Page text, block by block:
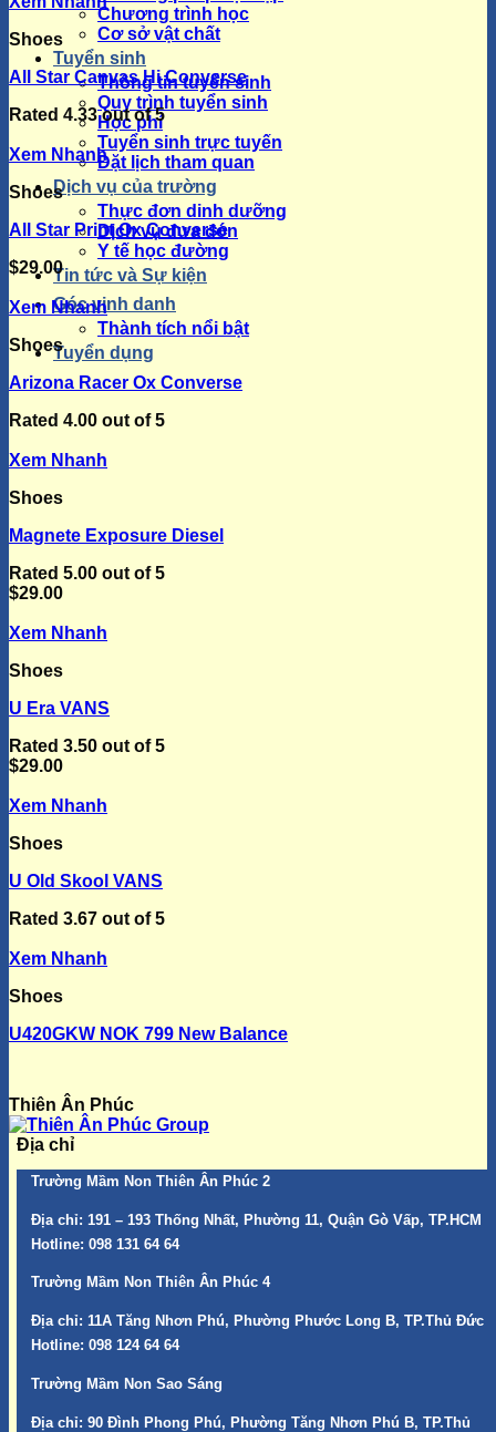
Chương trình học
Cơ sở vật chất
Tuyển sinh
Thông tin tuyển sinh
Quy trình tuyển sinh
Học phí
Tuyển sinh trực tuyến
Đặt lịch tham quan
Dịch vụ của trường
Thực đơn dinh dưỡng
Dịch vụ đưa đón
Y tế học đường
Tin tức và Sự kiện
Góc vinh danh
Thành tích nổi bật
Tuyển dụng
Shoes
All Star Canvas Hi Converse
Rated 4.33out of 5
Xem Nhanh
Shoes
All Star Print Ox Converse
$29.00
Xem Nhanh
Shoes
Arizona Racer Ox Converse
Rated 4.00 out of 5
Xem Nhanh
Shoes
Magnete Exposure Diesel
Rated 5.00 out of 5
$29.00
Xem Nhanh
Shoes
U Era VANS
Rated 3.50 out of 5
$29.00
Xem Nhanh
Shoes
U Old Skool VANS
Rated 3.67 out of 5
Xem Nhanh
Shoes
U420GKW NOK 799 New Balance
Thiên Ân Phúc
Địa chỉ
Trường Mầm Non Thiên Ân Phúc 2
Địa chỉ: 191 – 193 Thống Nhất, Phường 11, Quận Gò Vấp, TP.HCM
Hotline: 098 131 64 64
Trường Mầm Non Thiên Ân Phúc 4
Địa chỉ: 11A Tăng Nhơn Phú, Phường Phước Long B, TP.Thủ Đức
Hotline: 098 124 64 64
Trường Mầm Non Sao Sáng
Địa chỉ: 90 Đình Phong Phú, Phường Tăng Nhơn Phú B, TP.Thủ